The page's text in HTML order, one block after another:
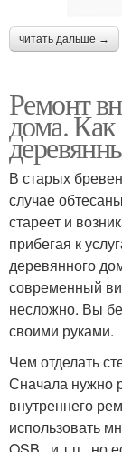
читать дальше →
Ремонт
дома. Как
В старых
случае
стареет и
прибегая к
деревянного
современный
несложно. Вы
своими руками.
Чем отделать
Сначала нужно
внутреннего
использовать